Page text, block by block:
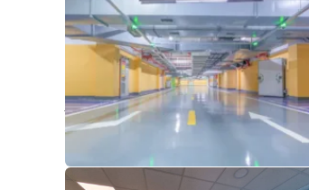
Najlepši su mi tamni
podovi, ali da li su stvarno
dobar izbor?
jul 2, 2026